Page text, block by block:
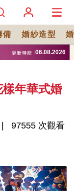
備 婚紗造型
年華式婚
97555 次觀看